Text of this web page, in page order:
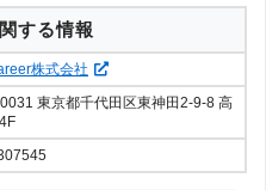
する情報
株式会社
東京都千代田区東神田2-9-8 高